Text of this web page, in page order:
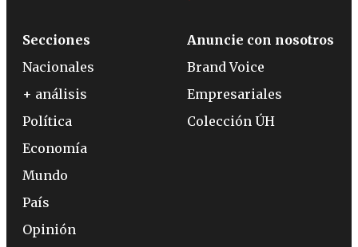
Secciones
Nacionales
+ análisis
Política
Economía
Mundo
País
Opinión
Anuncie con nosotros
Brand Voice
Empresariales
Colección ÚH